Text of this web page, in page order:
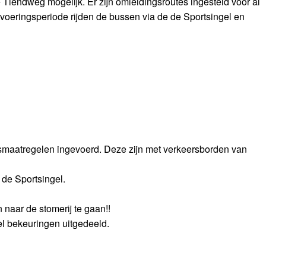
rijden de bussen via de de Sportsingel en
ingevoerd. Deze zijn met verkeersborden van
Sportsingel.
de stomerij te gaan!!
bekeuringen uitgedeeld.